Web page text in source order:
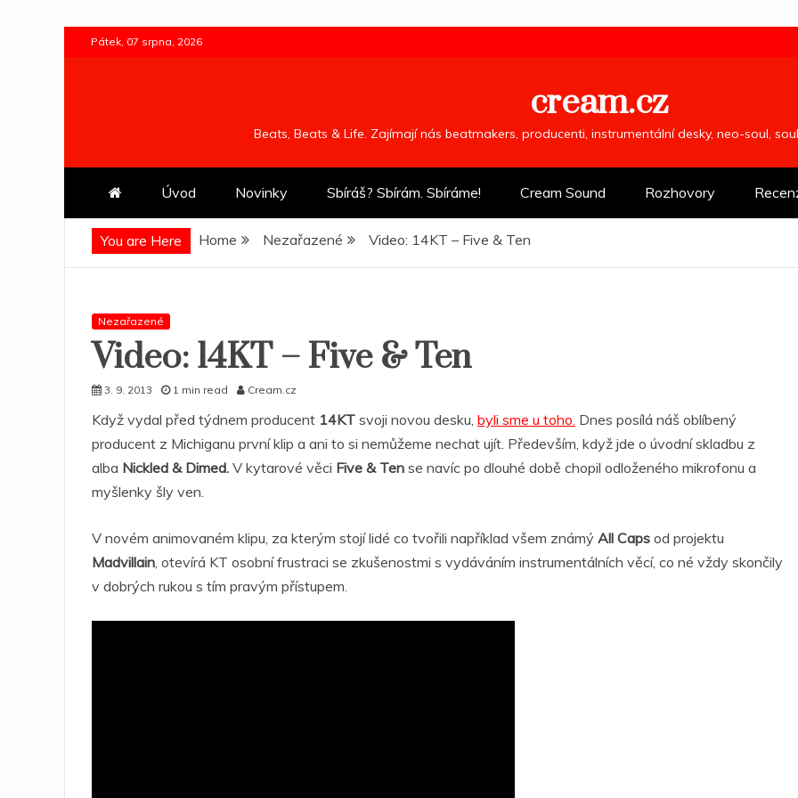
Pátek, 07 srpna, 2026
cream.cz
Beats, Beats & Life. Zajímají nás beatmakers, producenti, instrumentální desky, neo-soul,
Úvod Novinky Sbíráš? Sbírám. Sbíráme! Cream Sound Rozhovory
You are Here Home Nezařazené Video: 14KT – Five & Ten
Nezařazené
Video: 14KT – Five & Ten
3. 9. 2013 1 min read Cream.cz
Když vydal před týdnem producent 14KT svoji novou desku, byli sme u toho. Dnes posílá náš oblíbený
producent z Michiganu první klip a ani to si nemůžeme nechat ujít. Především, když jde o úvodní skladbu z
alba Nickled & Dimed. V kytarové věci Five & Ten se navíc po dlouhé době chopil odloženého mikrofonu a
myšlenky šly ven.
V novém animovaném klipu, za kterým stojí lidé co tvořili například všem známý All Caps od projektu
Madvillain, otevírá KT osobní frustraci se zkušenostmi s vydáváním instrumentálních věcí, co né vždy skončily
v dobrých rukou s tím pravým přístupem.